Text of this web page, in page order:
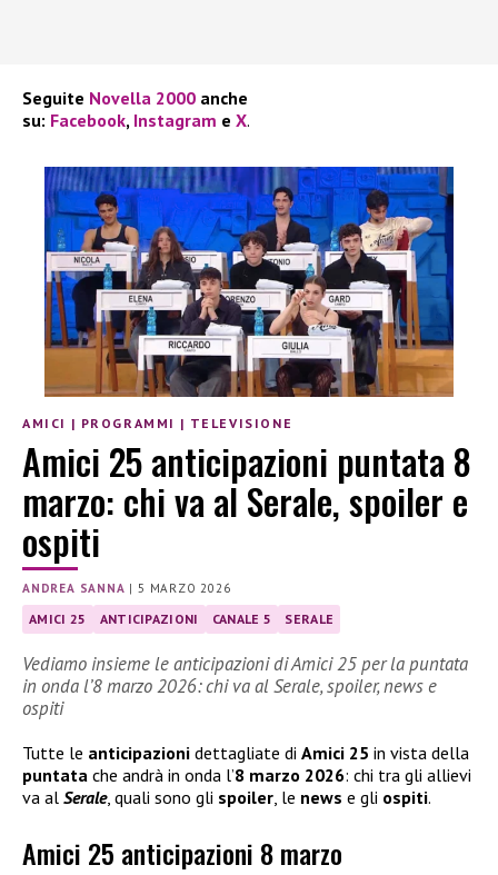
Seguite Novella 2000 anche
su: Facebook, Instagram e X.
AMICI | PROGRAMMI | TELEVISIONE
Amici 25 anticipazioni puntata 8
marzo: chi va al Serale, spoiler e
ospiti
ANDREA SANNA |5 MARZO 2026
AMICI 25 ANTICIPAZIONI CANALE 5 SERALE
Vediamo insieme le anticipazioni di Amici 25 per la puntata
in onda l’8 marzo 2026: chi va al Serale, spoiler, news e
ospiti
Tutte le anticipazioni dettagliate di Amici 25 in vista della
puntata che andrà in onda l’8 marzo 2026: chi tra gli allievi
va al Serale, quali sono gli spoiler, le news e gli ospiti.
Amici 25 anticipazioni 8 marzo